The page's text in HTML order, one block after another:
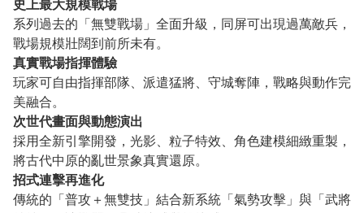
史上最大規模戰場
系列過去的「無雙戰場」全面升級，同屏可出現過萬敵兵，
戰場規模壯闊到前所未有。
真實戰場指揮體驗
玩家可自由指揮部隊、派遣猛將、守城奪陣，戰略與動作完
美融合。
次世代畫面與動態演出
採用全新引擎開發，光影、粒子特效、角色建模細緻重製，
將古代中原的亂世景象真實還原。
招式連擊再進化
傳統的「普攻＋無雙技」結合新系統「氣勢攻擊」與「武將